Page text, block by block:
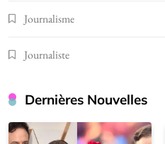
Journalisme
Journaliste
Dernières Nouvelles